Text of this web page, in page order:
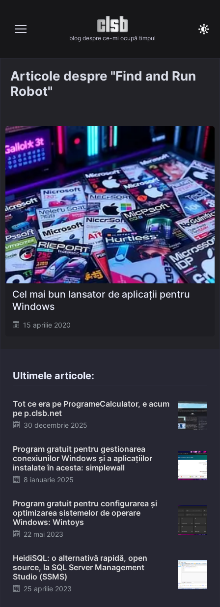
content
blog despre ce-mi ocupă timpul
Articole despre "Find and Run
Robot"
Posted
15 aprilie 2020
Cel mai bun lansator de aplicații pentru
Windows
Ultimele articole:
Tot ce era pe ProgrameCalculator, e acum
pe p.clsb.net
Posted
30 decembrie 2025
Program gratuit pentru gestionarea
conexiunilor Windows și a aplicațiilor
instalate în acesta: simplewall
Posted
8 ianuarie 2025
Program gratuit pentru configurarea și
optimizarea sistemelor de operare
Windows: Wintoys
Posted
22 mai 2023
HeidiSQL: o alternativă rapidă, open
source, la SQL Server Management
Studio (SSMS)
Posted
25 aprilie 2023